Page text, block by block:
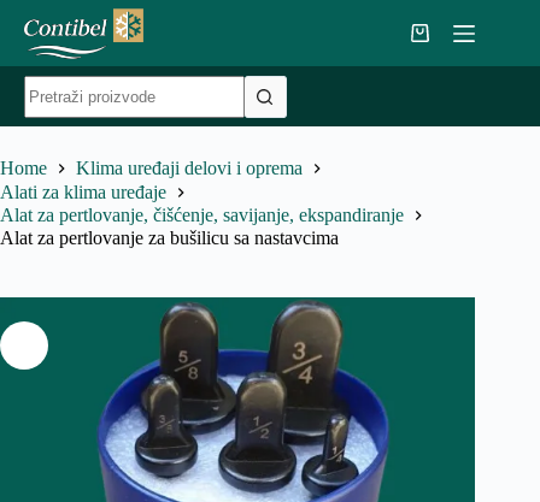
content
Shopping
cart
results
Home
Klima uređaji delovi i oprema
Alati za klima uređaje
Alat za pertlovanje, čišćenje, savijanje, ekspandiranje
Alat za pertlovanje za bušilicu sa nastavcima